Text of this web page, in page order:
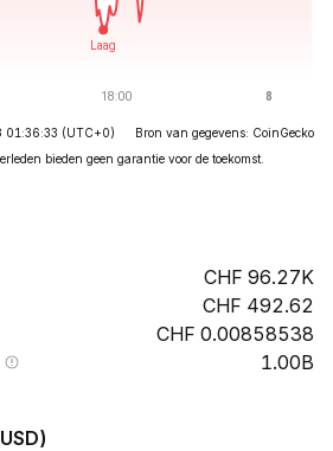
01:36:33 (UTC+0)
Bron van gegevens: CoinGecko
bieden geen garantie voor de toekomst.
96.27K
492.62
0.00858538
1.00B